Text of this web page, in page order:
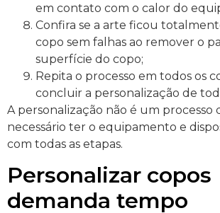
em contato com o calor do
Confira se a arte ficou
copo sem falhas ao remover o
superfície do copo;
Repita o processo em todos os
concluir a personalização de
A personalização não é um processo
necessário ter o equipamento e
com todas as etapas.
Personalizar copos
demanda tempo